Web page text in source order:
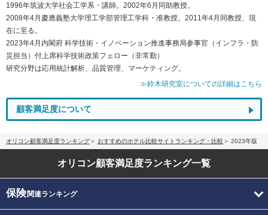
1996年筑波大学社会工学系・講師。2002年6月同助教授。
2008年4月慶應義塾大学理工学部管理工学科・准教授。2011年4月同教授、現
在に至る。
2023年4月内閣府 科学技術・イノベーション推進事務局参事官（インフラ・防
災担当）付上席科学技術政策フェロー（非常勤）
研究分野は応用統計解析、品質管理、マーケティング。
≫鈴木研究室についての詳細はこちら
顧客満足度について
オリコン顧客満足度ランキング おすすめのホテル比較サイトランキング・比較 2023年版
オリコン顧客満足度ランキング一覧
保険関連ランキング